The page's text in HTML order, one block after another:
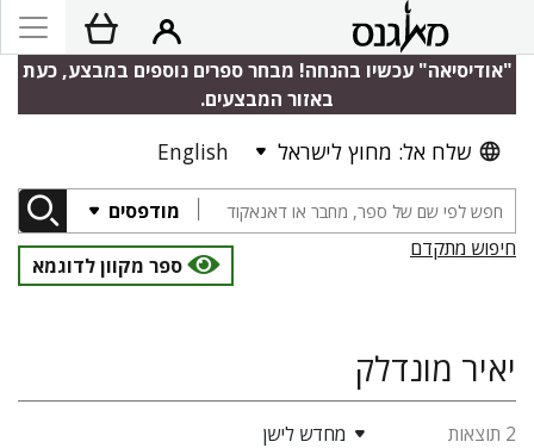
"אודיסיאה" עכשיו בהנחה! מבחר ספרים נוספים במבצע, כעת
באזור המבצעים.
שלח אל: מחוץ לישראל English
מודפסים
חיפוש מתקדם
ספר מקוון לדוגמא
יאיר מונדלק
2 תוצאות מחדש לישן